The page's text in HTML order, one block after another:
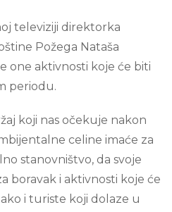
televiziji direktorka
Požega Nataša
one aktivnosti koje će biti
periodu.
koji nas očekuje nakon
celine imaće za
stanovništvo, da svoje
boravak i aktivnosti koje će
i turiste koji dolaze u